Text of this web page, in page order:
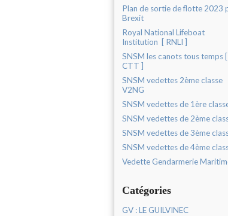
Plan de sortie de flotte 2023
Brexit
Royal National Lifeboat
Institution [ RNLI ]
SNSM les canots tous temps [
CTT ]
SNSM vedettes 2ème classe
V2NG
SNSM vedettes de 1ère
SNSM vedettes de 2ème
SNSM vedettes de 3ème
SNSM vedettes de 4ème
Vedette Gendarmerie
Catégories
GV : LE GUILVINEC